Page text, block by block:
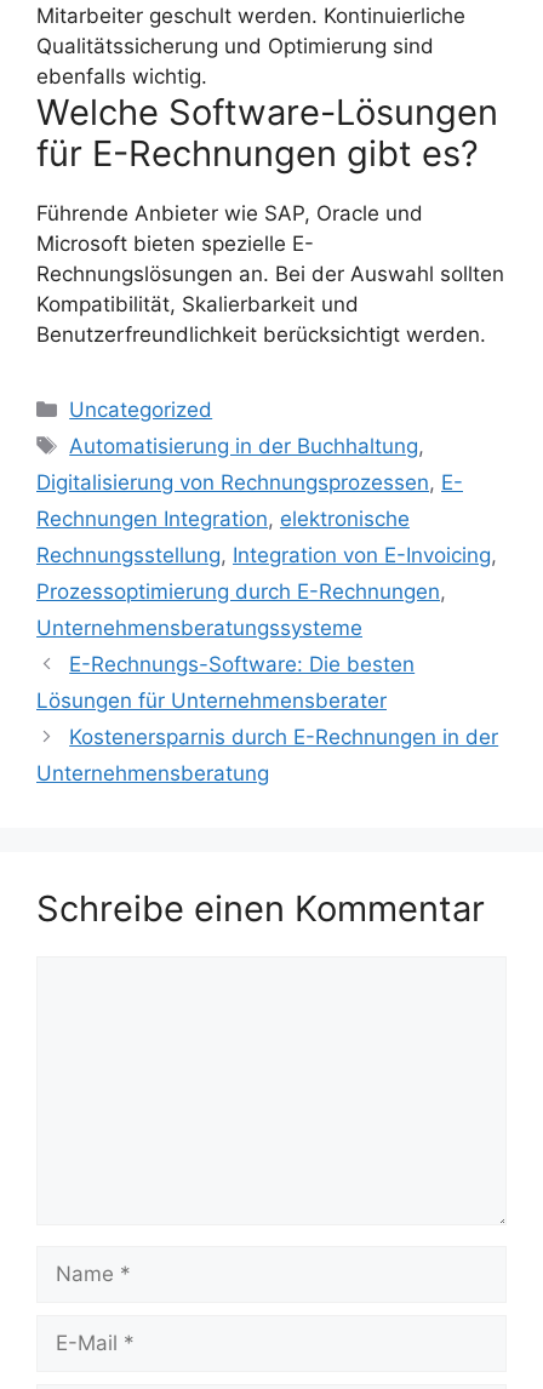
Mitarbeiter geschult werden. Kontinuierliche
Qualitätssicherung und Optimierung sind
ebenfalls wichtig.
Welche Software-Lösungen
für E-Rechnungen gibt es?
Führende Anbieter wie SAP, Oracle und
Microsoft bieten spezielle E-
Rechnungslösungen an. Bei der Auswahl sollten
Kompatibilität, Skalierbarkeit und
Benutzerfreundlichkeit berücksichtigt werden.
Kategorien
Uncategorized
Schlagwörter
Automatisierung in der Buchhaltung,
Digitalisierung von Rechnungsprozessen, E-
Rechnungen Integration, elektronische
Rechnungsstellung, Integration von E-Invoicing,
Prozessoptimierung durch E-Rechnungen,
Unternehmensberatungssysteme
E-Rechnungs-Software: Die besten
Lösungen für Unternehmensberater
Kostenersparnis durch E-Rechnungen in der
Unternehmensberatung
Schreibe einen Kommentar
Mail